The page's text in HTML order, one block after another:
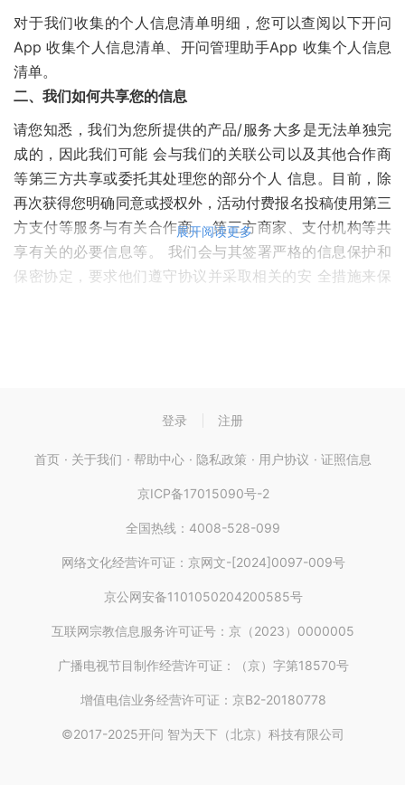
对于我们收集的个人信息清单明细，您可以查阅以下开问
App 收集个人信息清单、开问管理助手App 收集个人信息
清单。
二、我们如何共享您的信息
请您知悉，我们为您所提供的产品/服务大多是无法单独完
成的，因此我们可能 会与我们的关联公司以及其他合作商
等第三方共享或委托其处理您的部分个人 信息。目前，除
再次获得您明确同意或授权外，活动付费报名投稿使用第三
方支付等服务与有关合作商、 第三方商家、支付机构等共
享有关的必要信息等。 我们会与其签署严格的信息保护和
保密协定，要求他们遵守协议并采取相关的安 全措施来保
您如何管理您的信息
您有权管理您的个人信息，包括查询、更正和删除您的账号
的范围或撤回授权，以及注销您的账号。您 可以通过我们
的 App 中提供的功能设置进行上述操作。
如果您无法通过上述方式进行管理，您可以通过开问的客服
展开阅读更多
登录 注册
首页 关于我们 帮助中心 隐私政策 用户协议 证照信息
京ICP备17015090号-2
全国热线：4008-528-099
网络文化经营许可证：京网文-[2024]0097-009号
京公网安备1101050204200585号
互联网宗教信息服务许可证号：京（2023）0000005
广播电视节目制作经营许可证：（京）字第18570号
增值电信业务经营许可证：京B2-20180778
©2017-2025开问 智为天下（北京）科技有限公司